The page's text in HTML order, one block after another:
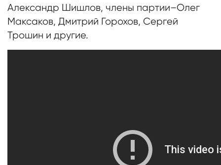
Александр Шишлов, члены партии–Олег
Максаков, Дмитрий Горохов, Сергей
Трошин и другие.